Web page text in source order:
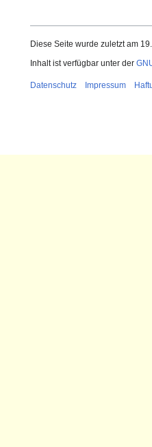
Diese Seite wurde zuletzt am
Inhalt ist verfügbar unter der
Datenschutz Impressum